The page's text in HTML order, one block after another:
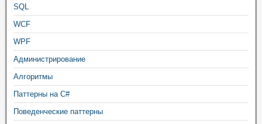
SQL
WCF
WPF
Администрирование
Алгоритмы
Паттерны на C#
Поведенческие паттерны